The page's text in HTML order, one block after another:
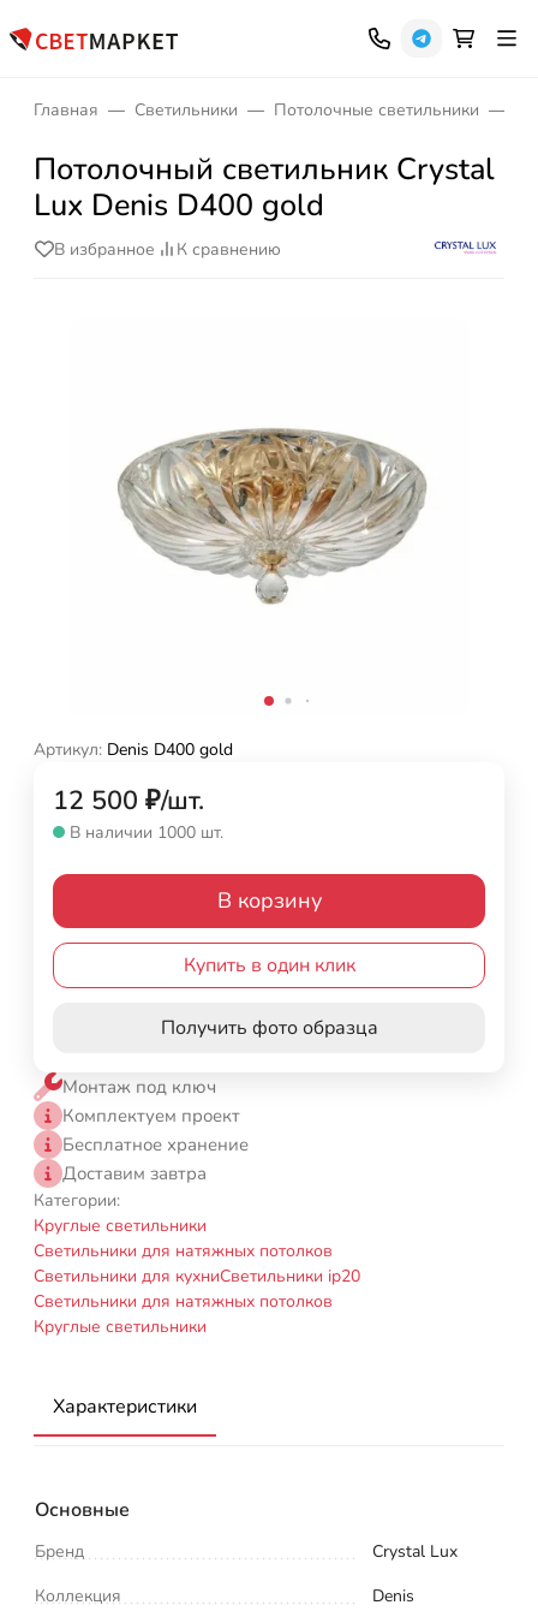
Главная Светильники Потолочные светильники
Потолочный светильник Crystal
Lux Denis D400 gold
В избранное К сравнению
Артикул: Denis D400 gold
12 500 ₽/шт.
В наличии 1000 шт.
В корзину
Купить в один клик
Получить фото образца
Монтаж под ключ
Комплектуем проект
Бесплатное хранение
Доставим завтра
Категории:
Круглые светильники
Светильники для натяжных потолков
Светильники для кухниСветильники ip20
Светильники для натяжных потолков
Круглые светильники
Характеристики
Основные
Бренд
Crystal Lux
Коллекция
Denis